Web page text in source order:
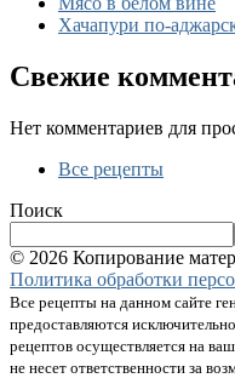
Хачапури по-
Свежие
Нет комментариев для
Все рецепты
Поиск
© 2026 Копирование
Политика обработки
Все рецепты на данном сайте
предоставляются
рецептов осуществляется на
не несет ответственности за